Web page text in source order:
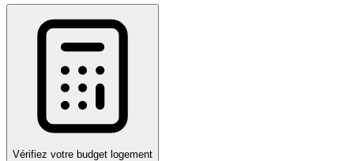
Vérifiez votre budget logement